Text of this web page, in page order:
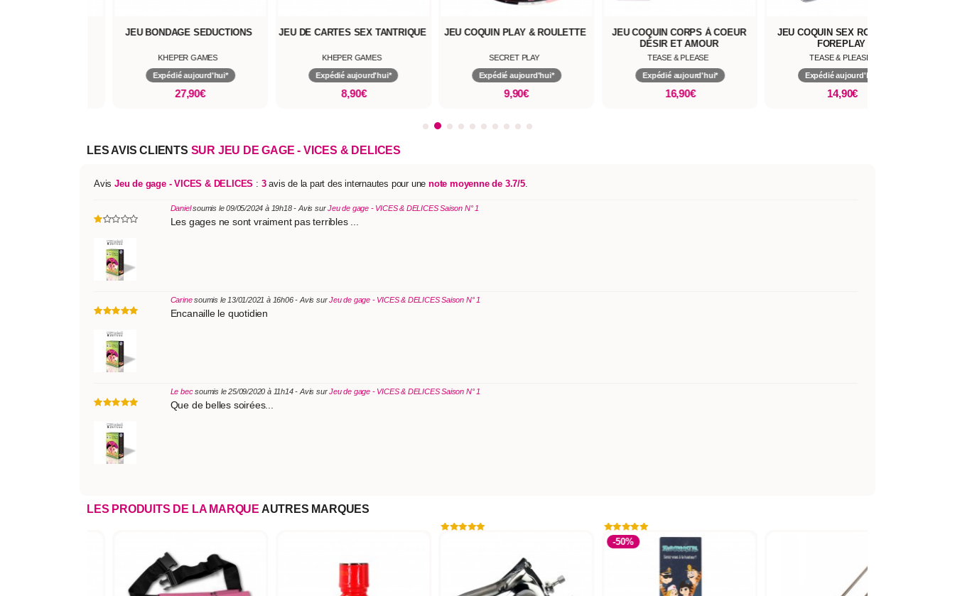
JEU BONDAGE SEDUCTIONS
KHEPER GAMES
Expédié aujourd'hui*
27,90€
JEU DE CARTES SEX TANTRIQUE
KHEPER GAMES
Expédié aujourd'hui*
8,90€
JEU COQUIN PLAY & ROULETTE
SECRET PLAY
Expédié aujourd'hui*
9,90€
JEU COQUIN CORPS À COEUR
DÉSIR ET AMOUR
TEASE & PLEASE
Expédié aujourd'hui*
16,90€
JEU COQUIN SEX ROULETTE
FOREPLAY
TEASE & PLEASE
Expédié aujourd'hui*
14,90€
LES AVIS CLIENTS SUR JEU DE GAGE - VICES & DELICES
Avis Jeu de gage - VICES & DELICES : 3avis de la part des internautes pour unenote moyenne de 3.7/5.
Danielsoumis le 09/05/2024 à 19h18 - Avis surJeu de gage - VICES & DELICES Saison N° 1
Les gages ne sont vraiment pas terribles ...
Carinesoumis le 13/01/2021 à 16h06 - Avis surJeu de gage - VICES & DELICES Saison N° 1
Encanaille le quotidien
Le becsoumis le 25/09/2020 à 11h14 - Avis surJeu de gage - VICES & DELICES Saison N° 1
Que de belles soirées...
LES PRODUITS DE LA MARQUE AUTRES MARQUES